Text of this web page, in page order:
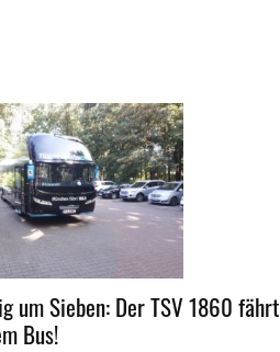
um Sieben: Der TSV 1860 fährt
Bus!